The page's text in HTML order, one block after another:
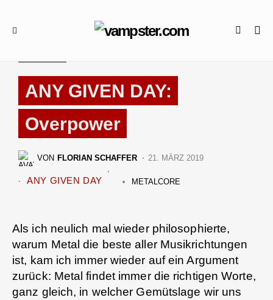
ANY GIVEN DAY:
Overpower
VON FLORIAN SCHAFFER 21. MÄRZ 2019
ANY GIVEN DAY METALCORE
Als ich neulich mal wieder philosophierte,
warum Metal die beste aller Musikrichtungen
ist, kam ich immer wieder auf ein Argument
zurück: Metal findet immer die richtigen Worte,
ganz gleich, in welcher Gemütslage wir uns